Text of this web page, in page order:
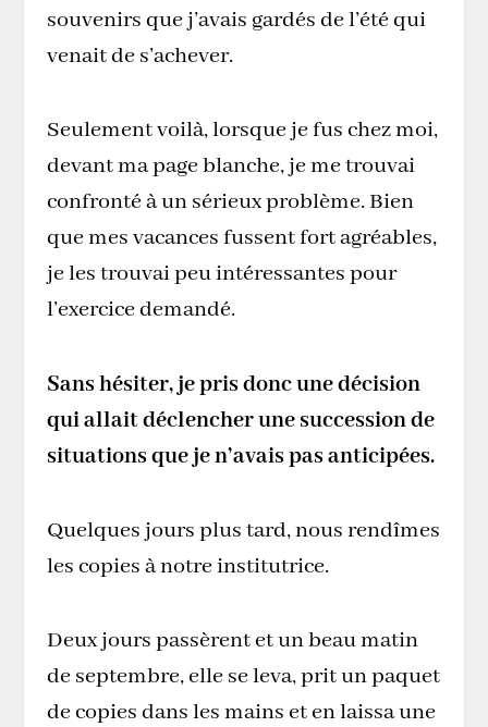
souvenirs que j’avais gardés de l’été qui
venait de s’achever.
Seulement voilà, lorsque je fus chez moi,
devant ma page blanche, je me trouvai
confronté à un sérieux problème. Bien
que mes vacances fussent fort agréables,
je les trouvai peu intéressantes pour
l’exercice demandé.
Sans hésiter, je pris donc une décision
qui allait déclencher une succession de
situations que je n’avais pas anticipées.
Quelques jours plus tard, nous rendîmes
les copies à notre institutrice.
Deux jours passèrent et un beau matin
de septembre, elle se leva, prit un paquet
de copies dans les mains et en laissa une